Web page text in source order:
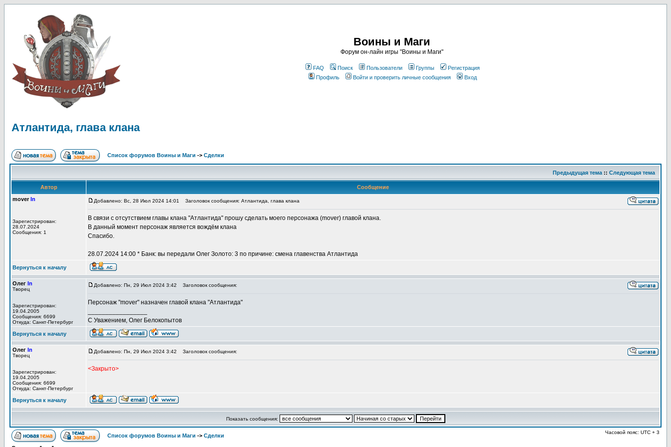
Воины и Маги
Форум он-лайн игры "Воины и Маги"
FAQ Поиск Пользователи Группы
Регистрация
Профиль
Войти и проверить личные сообщения Вход
Атлантида, глава клана
Список форумов Воины и Маги -> Сделки
Предыдущая тема :: Следующая тема
Автор
Сообщение
moverIn
Зарегистрирован:
28.07.2024
Сообщения: 1
Добавлено: Вс, 28 Июл 2024 14:01 Заголовок сообщения: Атлантида, глава клана
В связи с отсутствием главы клана "Атлантида" прошу сделать моего персонажа (mover) главой клана.
В данный момент персонаж является вождём клана
Спасибо.
28.07.2024 14:00 * Банк: вы передали Олег Золото: 3 по причине: смена главенства Атлантида
Вернуться к началу
Олег In
Творец
Зарегистрирован:
19.04.2005
Сообщения: 6699
Откуда: Санкт-Петербург
Добавлено: Пн, 29 Июл 2024 3:42 Заголовок сообщения:
Персонаж "mover" назначен главой клана "Атлантида"
С Уважением, Олег Белокопытов
Вернуться к началу
Олег In
Творец
Зарегистрирован:
19.04.2005
Сообщения: 6699
Откуда: Санкт-Петербург
Добавлено: Пн, 29 Июл 2024 3:42 Заголовок сообщения:
<Закрыто>
Вернуться к началу
Показать сообщения:
Список форумов Воины и Маги -> Сделки
Часовой пояс: UTC + 3